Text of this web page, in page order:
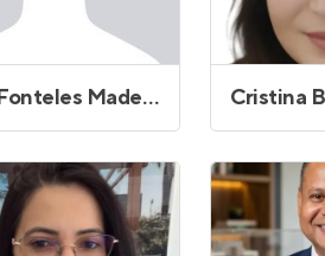
Alan Fonteles Madeira